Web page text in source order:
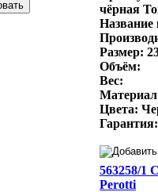
чёрная
Название
Размер:
Объём:
Вес:
Цвета:
Гарантия:
563258/1
Perotti